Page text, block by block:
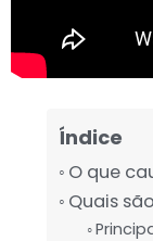
Índice
O que
Quais